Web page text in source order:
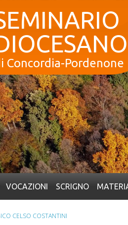
Concordia-Pordenone
VOCAZIONI SCRIGNO
CELSO COSTANTINI